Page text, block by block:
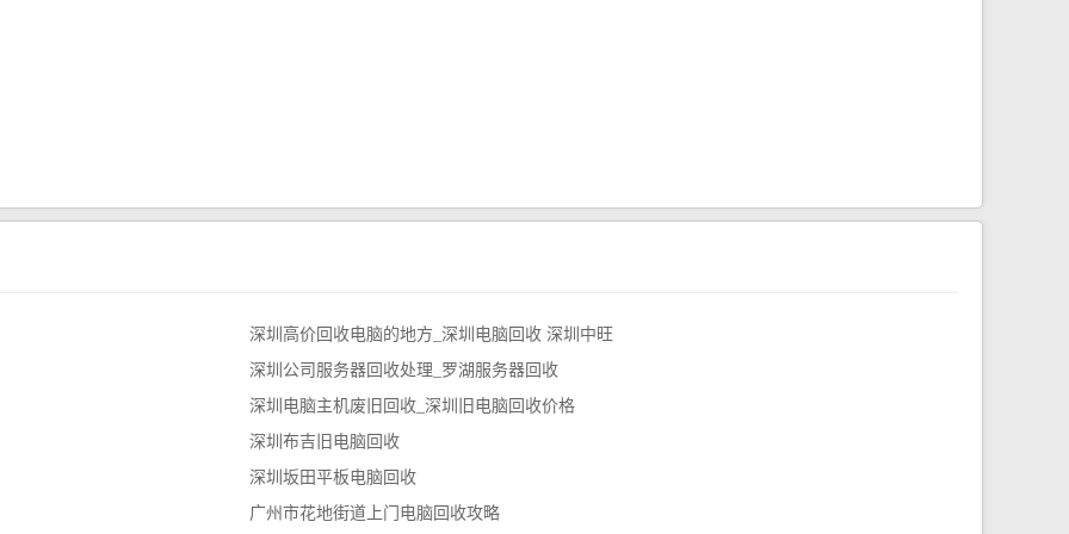
深圳高价回收电脑的地方_深圳电脑回收 深圳中旺
深圳公司服务器回收处理_罗湖服务器回收
深圳电脑主机废旧回收_深圳旧电脑回收价格
深圳布吉旧电脑回收
深圳坂田平板电脑回收
广州市花地街道上门电脑回收攻略